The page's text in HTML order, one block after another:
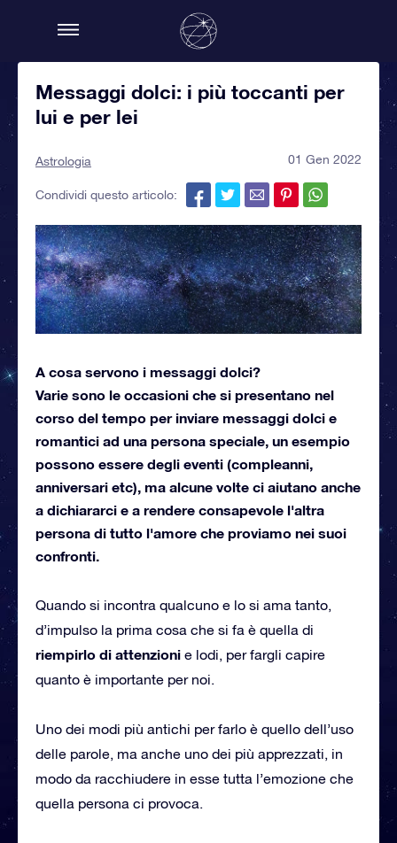
Messaggi dolci: i più toccanti per
lui e per lei
Astrologia 01 Gen 2022
Condividi questo articolo:
A cosa servono i messaggi dolci?
Varie sono le occasioni che si presentano nel
corso del tempo per inviare messaggi dolci e
romantici ad una persona speciale, un esempio
possono essere degli eventi (compleanni,
anniversari etc), ma alcune volte ci aiutano anche
a dichiararci e a rendere consapevole l'altra
persona di tutto l'amore che proviamo nei suoi
confronti.
Quando si incontra qualcuno e lo si ama tanto,
d’impulso la prima cosa che si fa è quella di
riempirlo di attenzioni e lodi, per fargli capire
quanto è importante per noi.
Uno dei modi più antichi per farlo è quello dell’uso
delle parole, ma anche uno dei più apprezzati, in
modo da racchiudere in esse tutta l’emozione che
quella persona ci provoca.